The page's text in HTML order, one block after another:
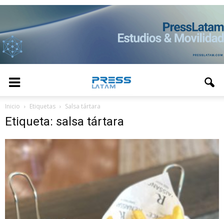
Inicio Etiquetas Salsa tártara
Etiqueta: salsa tártara